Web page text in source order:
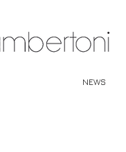
NEWS